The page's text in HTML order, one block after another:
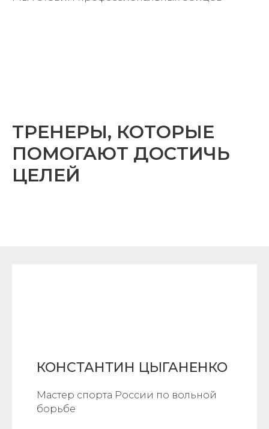
ТРЕНЕРЫ, КОТОРЫЕ
ПОМОГАЮТ ДОСТИЧЬ
ЦЕЛЕЙ
КОНСТАНТИН ЦЫГАНЕНКО
Мастер спорта России по вольной
борьбе